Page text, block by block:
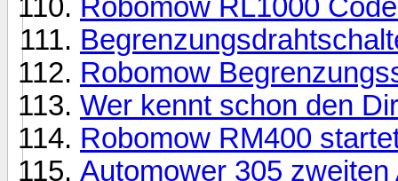
Robomow RL1000
Robomow
Wer kennt schon den
Robomow RM400
Automower 305